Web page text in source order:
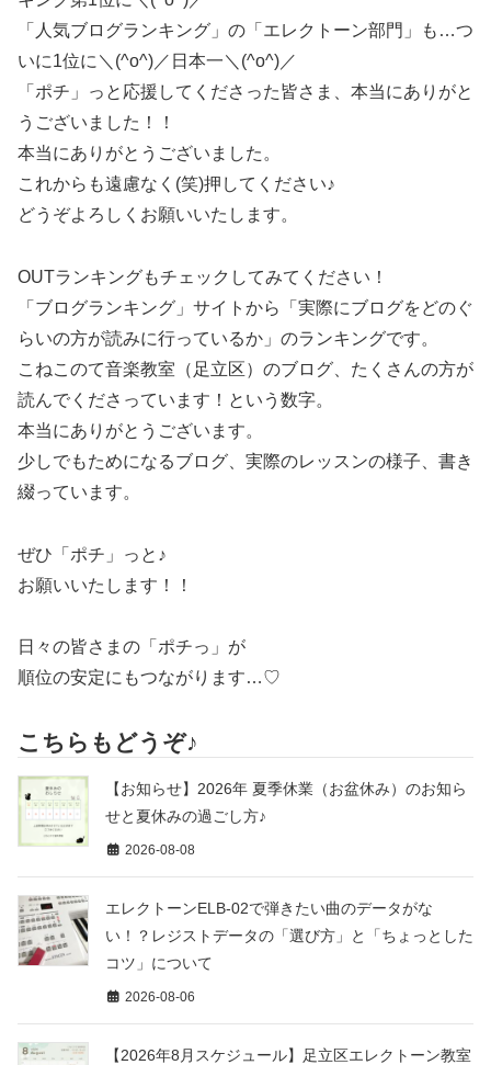
「人気ブログランキング」の「エレクトーン部門」も…つ
いに1位に＼(^o^)／日本一＼(^o^)／
「ポチ」っと応援してくださった皆さま、本当にありがと
うございました！！
本当にありがとうございました。
これからも遠慮なく(笑)押してください♪
どうぞよろしくお願いいたします。
OUTランキングもチェックしてみてください！
「ブログランキング」サイトから「実際にブログをどのぐ
らいの方が読みに行っているか」のランキングです。
こねこのて音楽教室（足立区）のブログ、たくさんの方が
読んでくださっています！という数字。
本当にありがとうございます。
少しでもためになるブログ、実際のレッスンの様子、書き
綴っています。
ぜひ「ポチ」っと♪
お願いいたします！！
日々の皆さまの「ポチっ」が
順位の安定にもつながります…♡
こちらもどうぞ♪
【お知らせ】2026年 夏季休業（お盆休み）のお知ら
せと夏休みの過ごし方♪
2026-08-08
エレクトーンELB-02で弾きたい曲のデータがな
い！？レジストデータの「選び方」と「ちょっとした
コツ」について
2026-08-06
【2026年8月スケジュール】足立区エレクトーン教室